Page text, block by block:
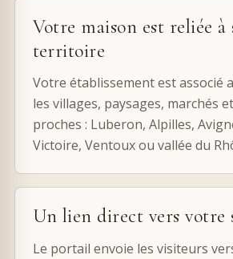
Votre maison est reliée à
territoire
Votre établissement est associé
les villages, paysages, marchés
proches : Luberon, Alpilles,
Victoire, Ventoux ou vallée du
Un lien direct vers votre
Le portail envoie les visiteurs